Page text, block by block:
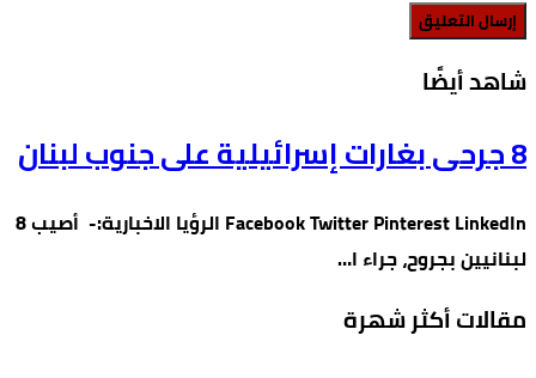
‫شاهد أيضًا‬
8 جرحى بغارات إسرائيلية على جنوب لبنان
Facebook Twitter Pinterest LinkedIn الرؤيا الاخبارية:- أصيب 8
لبنانيين بجروح، جراء ا…
مقالات أكثر شهرة